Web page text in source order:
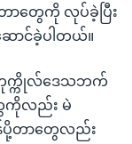
ာတွေကို လုပ်ခဲ့ပြီး
င်ခဲ့ပါတယ်။
ကုက္ကိုလ်ဒေသဘက်
ေကိုလည်း မဲ
ပို့တာတွေလည်း